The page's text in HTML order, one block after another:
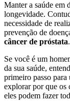
Manter a saúde em
longevidade.
necessidade de
prevenção de
câncer de próstata.
Se você é um
da sua saúde,
primeiro passo
explorar por que os
eles podem fazer